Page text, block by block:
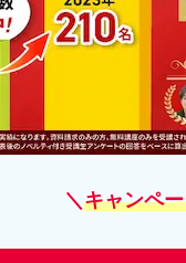
＼キャンペ